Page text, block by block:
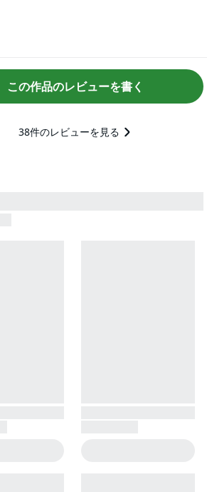
この作品のレビューを書く
38件のレビューを見る